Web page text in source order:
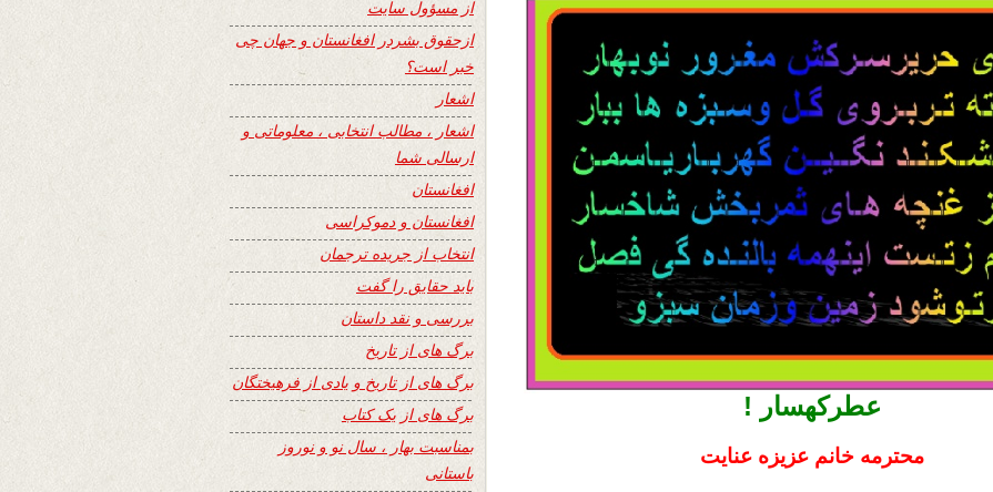
عطرکهسار !
محترمه خانم عزیزه عنایت
از مسؤول سایت
ازحقوق بشردر افغانستان و جهان چی
خبر است؟
اشعار
اشعار ، مطالب انتخابی ، معلوماتی و
ارسالی شما
افغانستان
افغانستان و دموکراسی
انتخاب از جریده ترجمان
باید حقایق را گفت
بررسی و نقد داستان
برگ های از تاریخ
برگ های از تاریخ و یادی از فرهیختگان
برگ های از یک کتاب
بمناسبت بهار ، سال نو و نوروز
باستانی